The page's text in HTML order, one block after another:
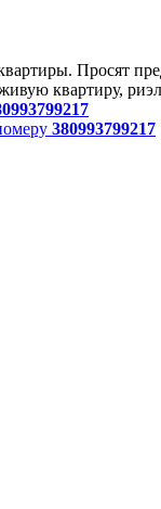
Просят
квартиру,
380993799217